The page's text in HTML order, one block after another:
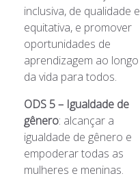
inclusiva, de qualidade e
equitativa, e promover
oportunidades de
aprendizagem ao longo
da vida para todos.
ODS 5 – Igualdade de
gênero: alcançar a
igualdade de gênero e
empoderar todas as
mulheres e meninas.